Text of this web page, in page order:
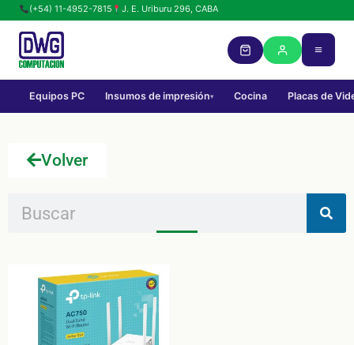
(+54) 11-4952-7815 J. E. Uriburu 296, CABA
Equipos PC Insumos de impresión▾ Cocina Placas de
Volver